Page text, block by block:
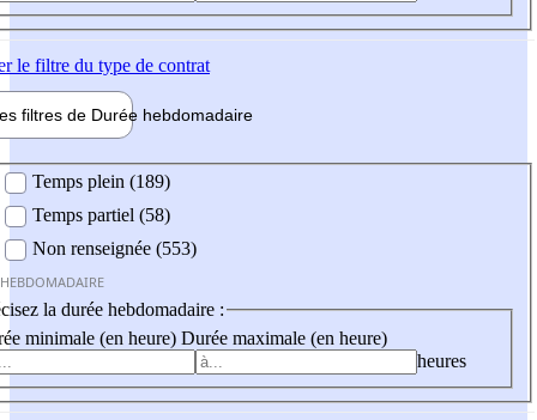
le filtre du type de contrat
filtres de Durée hebdomadaire
Temps plein (189)
Temps partiel (58)
Non renseignée (553)
la durée hebdomadaire :
minimale (en heure) Durée maximale (en heure)
heures